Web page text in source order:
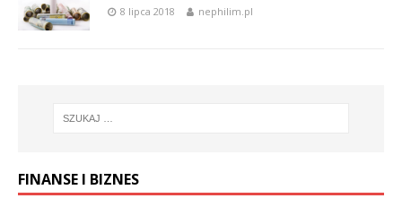
8 lipca 2018 nephilim.pl
FINANSE I BIZNES